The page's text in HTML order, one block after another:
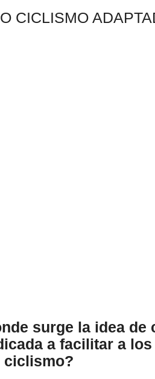
surge la idea de
a facilitar a
ciclismo?